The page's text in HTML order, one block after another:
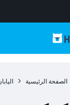
الصفحة الرئيسية